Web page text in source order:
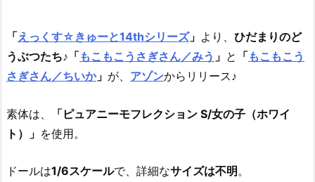
「えっくす☆きゅーと14thシリーズ」 より、 ひだまりのど
うぶつたち♪ 「 もこもこうさぎさん／みう 」 と 「 もこもこう
さぎさん／ちいか」 が、 アゾンからリリース♪
素体は、
「ピュアニーモフレクション S/女の子（ホワイ
ト）」 を使用。
ドールは1/6スケールで、詳細なサイズは不明。